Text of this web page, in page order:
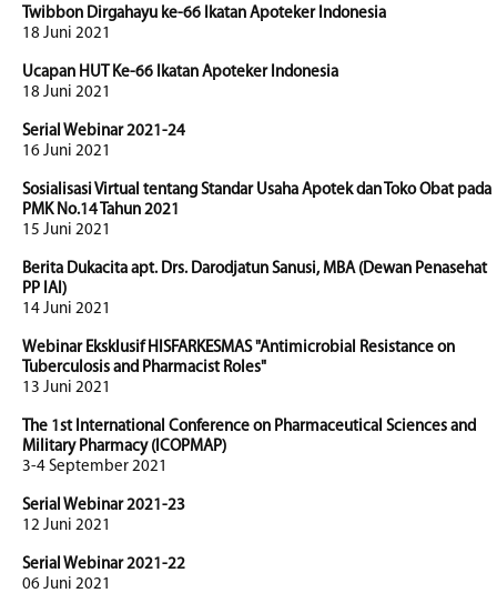
Twibbon Dirgahayu ke-66 Ikatan Apoteker Indonesia
18 Juni 2021
Ucapan HUT Ke-66 Ikatan Apoteker Indonesia
18 Juni 2021
Serial Webinar 2021-24
16 Juni 2021
Sosialisasi Virtual tentang Standar Usaha Apotek dan Toko Obat pada
PMK No.14 Tahun 2021
15 Juni 2021
Berita Dukacita apt. Drs. Darodjatun Sanusi, MBA (Dewan Penasehat
PP IAI)
14 Juni 2021
Webinar Eksklusif HISFARKESMAS "Antimicrobial Resistance on
Tuberculosis and Pharmacist Roles"
13 Juni 2021
The 1st International Conference on Pharmaceutical Sciences and
Military Pharmacy (ICOPMAP)
3-4 September 2021
Serial Webinar 2021-23
12 Juni 2021
Serial Webinar 2021-22
06 Juni 2021